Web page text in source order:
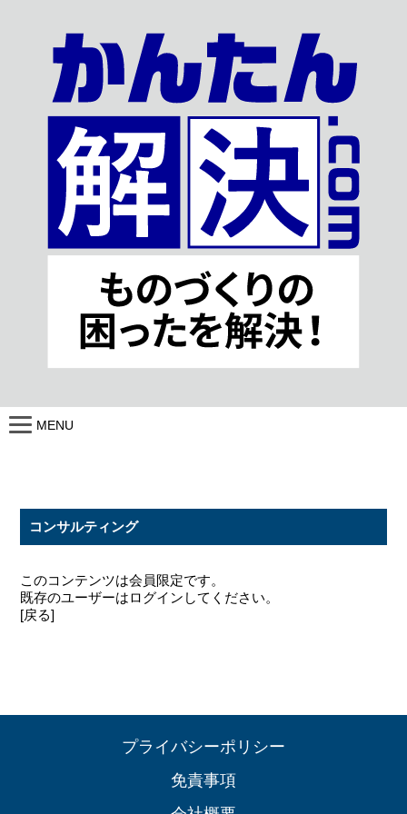
MENU
コンサルティング
このコンテンツは会員限定です。
既存のユーザーはログインしてください。
[戻る]
プライバシーポリシー
免責事項